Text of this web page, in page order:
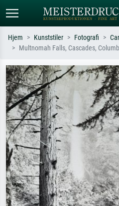
Søk etter kunstner, tittel eller stil – for
eksempel Monet, Stjernenatt,
impresjonisme, Hokusai-bølgen, akt.
Hjem Kunststiler Fotografi
Multnomah Falls, Cascades,